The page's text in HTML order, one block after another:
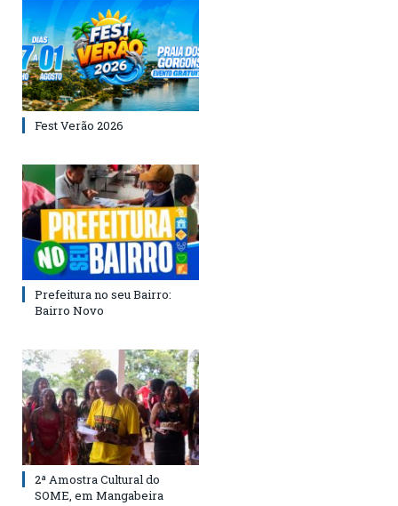
Fest Verão 2026
Prefeitura no seu Bairro:
Bairro Novo
2ª Amostra Cultural do
SOME, em Mangabeira